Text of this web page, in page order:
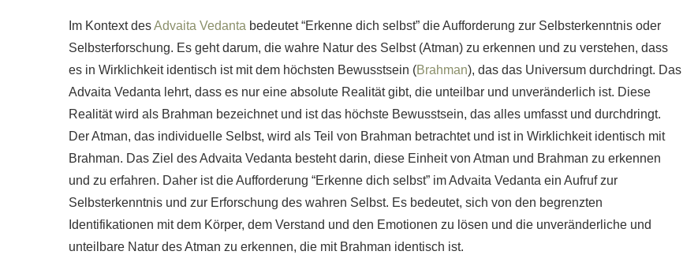
Im Kontext desAdvaita Vedanta bedeutet “Erkenne dich selbst” die Aufforderung zur Selbsterkenntnis oder
Selbsterforschung. Es geht darum, die wahre Natur des Selbst (Atman) zu erkennen und zu verstehen, dass
es in Wirklichkeit identisch ist mit dem höchsten Bewusstsein (Brahman), das das Universum durchdringt. Das
Advaita Vedanta lehrt, dass es nur eine absolute Realität gibt, die unteilbar und unveränderlich ist. Diese
Realität wird als Brahman bezeichnet und ist das höchste Bewusstsein, das alles umfasst und durchdringt.
Der Atman, das individuelle Selbst, wird als Teil von Brahman betrachtet und ist in Wirklichkeit identisch mit
Brahman. Das Ziel des Advaita Vedanta besteht darin, diese Einheit von Atman und Brahman zu erkennen
und zu erfahren. Daher ist die Aufforderung “Erkenne dich selbst” im Advaita Vedanta ein Aufruf zur
Selbsterkenntnis und zur Erforschung des wahren Selbst. Es bedeutet, sich von den begrenzten
Identifikationen mit dem Körper, dem Verstand und den Emotionen zu lösen und die unveränderliche und
unteilbare Natur des Atman zu erkennen, die mit Brahman identisch ist.